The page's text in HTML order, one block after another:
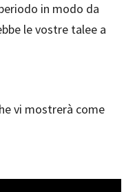
in modo da
le vostre talee a
vi mostrerà come